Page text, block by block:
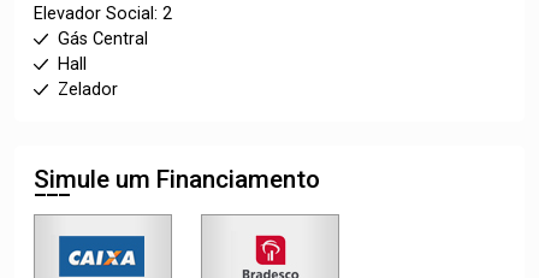
Elevador Social: 2
Gás Central
Hall
Zelador
Simule um Financiamento